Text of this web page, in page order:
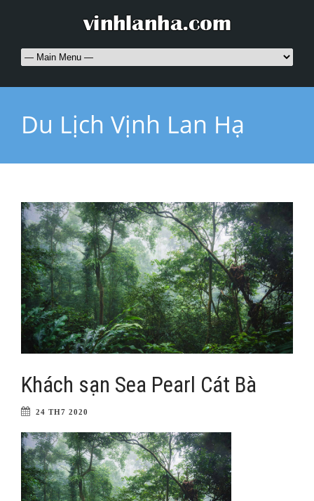
Du Lịch Vịnh Lan Hạ
Khách sạn Sea Pearl Cát Bà
24 TH7 2020